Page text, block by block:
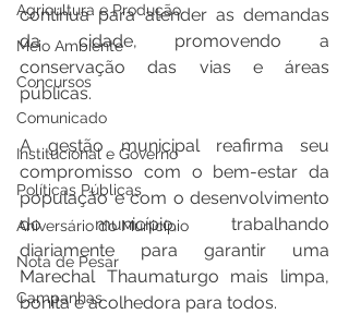
Agricultura e Produção
Meio Ambiente
Concursos
Comunicado
Institucional e Governo
Políticas Públicas
Aniversário do Município
Nota de Pesar
Campanhas
contínua para atender as demandas
da cidade, promovendo a
conservação das vias e áreas
públicas.
A gestão municipal reafirma seu
compromisso com o bem-estar da
população e com o desenvolvimento
do município, trabalhando
diariamente para garantir uma
Marechal Thaumaturgo mais limpa,
bonita e acolhedora para todos.